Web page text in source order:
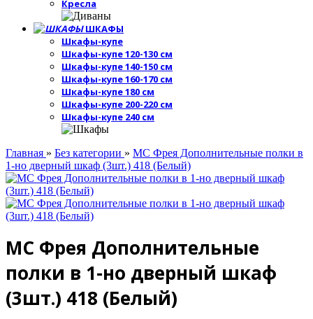
Кресла
ШКАФЫ
Шкафы-купе
Шкафы-купе 120-130 см
Шкафы-купе 140-150 см
Шкафы-купе 160-170 см
Шкафы-купе 180 см
Шкафы-купе 200-220 см
Шкафы-купе 240 см
Главная » Без категории » МС Фрея Дополнительные полки в
1-но дверный шкаф (3шт.) 418 (Белый)
МС Фрея Дополнительные
полки в 1-но дверный шкаф
(3шт.) 418 (Белый)